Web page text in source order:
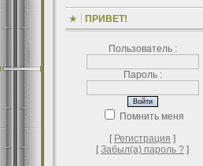
ПРИВЕТ!
Пользователь :
Пароль :
Помнить меня
[ Регистрация ]
[Забыл(а) пароль ? ]